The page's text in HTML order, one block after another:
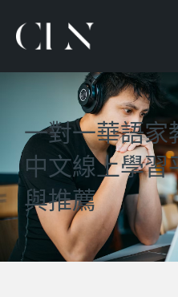
一對一華語家
中文線上學習
與推薦